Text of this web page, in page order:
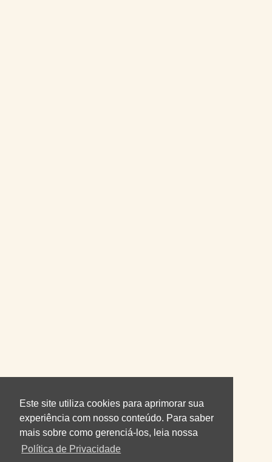
Este site utiliza cookies para aprimorar sua
experiência com nosso conteúdo. Para saber
mais sobre como gerenciá-los, leia nossa
Política de Privacidade